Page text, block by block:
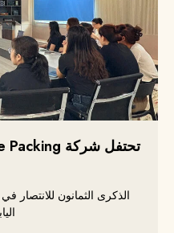
الذكرى الثمانون